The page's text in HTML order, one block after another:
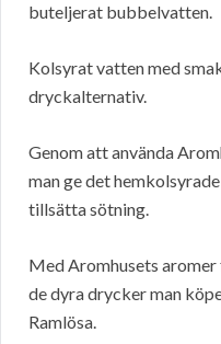
buteljerat bubbelvatten.
Kolsyrat vatten med
dryckalternativ.
Genom att använda
man ge det
tillsätta sötning.
Med Aromhusets
de dyra drycker man
Ramlösa.